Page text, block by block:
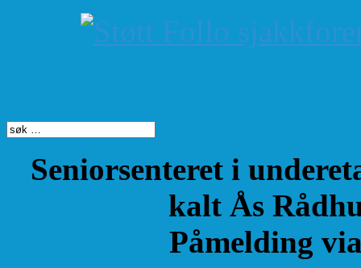
Seniorsenteret i
kalt Ås
Påmelding